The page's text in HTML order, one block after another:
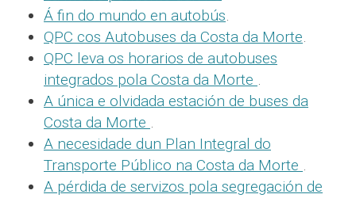
Á fin do mundo en autobús.
QPC cos Autobuses da Costa da Morte.
QPC leva os horarios de autobuses
integrados pola Costa da Morte .
A única e olvidada estación de buses da
Costa da Morte .
A necesidade dun Plan Integral do
Transporte Público na Costa da Morte .
A pérdida de servizos pola segregación de